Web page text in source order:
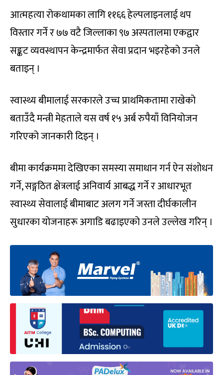
आत्महत्या रोकथामका लागि ११६६ हेल्पलाइनलाई थप
विस्तार गर्ने र ७७ वटै जिल्लाका ९७ अस्पतालमा एकद्वार
सङ्कट व्यवस्थापन केन्द्रमार्फत सेवा प्रदान भइरहेको उनले
बताइन् ।
स्वास्थ्य बीमालाई सरकारले उच्च प्राथमिकतामा राखेको
बताउँदै मन्त्री मेहताले यस वर्ष १५ अर्ब रुपैयाँ विनियोजन
गरिएको जानकारी दिइन् ।
बीमा कार्यक्रममा देखिएका समस्या समाधान गर्न ऐन संशोधन
गर्ने, सङ्गठित क्षेत्रलाई अनिवार्य आबद्ध गर्ने र आधारभूत
स्वास्थ्य सेवालाई बीमाबाट अलग गर्ने जस्ता दीर्घकालीन
सुधारका योजनाहरू अगाडि बढाइएको उनले उल्लेख गरिन् ।